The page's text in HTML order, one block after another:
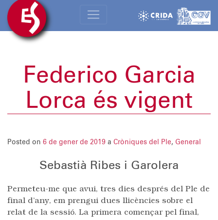
Federico Garcia
Lorca és vigent
Posted on 6 de gener de 2019 a Cròniques del Ple, General
Sebastià Ribes i Garolera
Permeteu-me que avui, tres dies després del Ple de
final d’any, em prengui dues llicències sobre el
relat de la sessió. La primera començar pel final,